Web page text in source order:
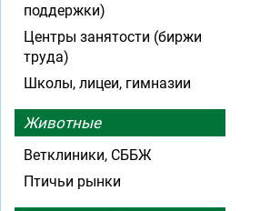
поддержки)
Центры занятости (биржи
труда)
Школы, лицеи, гимназии
Животные
Ветклиники, СББЖ
Птичьи рынки